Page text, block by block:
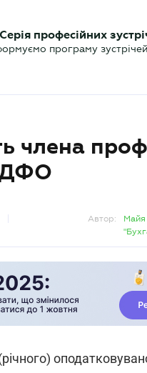
Календар
професійних
програму
члена
Автор:
Майя